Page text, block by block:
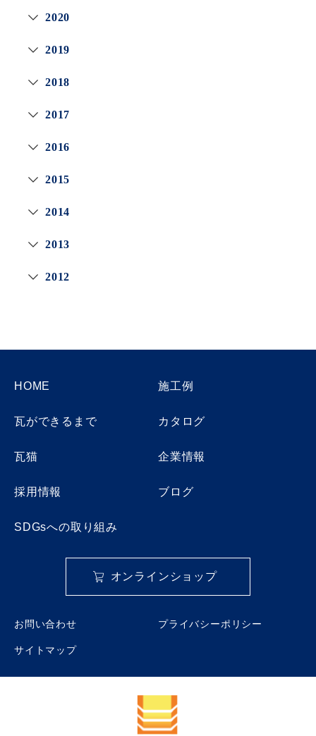
2020
2019
2018
2017
2016
2015
2014
2013
2012
HOME 施工例
瓦ができるまで カタログ
瓦猫 企業情報
採用情報 ブログ
SDGsへの取り組み
オンラインショップ
お問い合わせ プライバシーポリシー
サイトマップ